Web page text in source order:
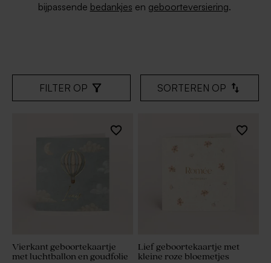
bijpassende bedankjes en geboorteversiering.
FILTER OP SORTEREN OP
Vierkant geboortekaartje
met luchtballon en goudfolie
Lief geboortekaartje met
kleine roze bloemetjes